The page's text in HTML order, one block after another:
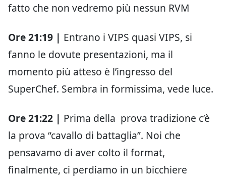
fatto che non vedremo più nessun RVM
Ore 21:19 | Entrano i VIPS quasi VIPS, si
fanno le dovute presentazioni, ma il
momento più atteso è l’ingresso del
SuperChef. Sembra in formissima, vede luce.
Ore 21:22 | Prima della prova tradizione c’è
la prova “cavallo di battaglia”. Noi che
pensavamo di aver colto il format,
finalmente, ci perdiamo in un bicchiere